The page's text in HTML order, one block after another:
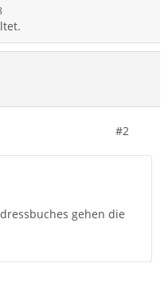
#2
gehen die